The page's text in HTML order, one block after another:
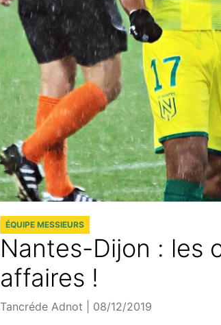
ÉQUIPE MESSIEURS
Nantes-Dijon : les
affaires !
Tancréde Adnot | 08/12/2019